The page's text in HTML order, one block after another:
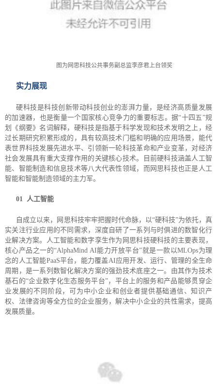
图为网思科技公共事务副总监李彦君上台领奖
实力展现
硬科技是科技创新带动科技创业的澎湃力量，是经济高质量发展
的加速器，也是衡量一个国家核心竞争力的重要标志。据“十四五”规
划《纲要》名词解释，硬科技是指基于科学发现和技术发明之上，经
过长期研究积累形成的，具有较高技术门槛和明确的应用场景，能代
表世界科技发展先进水平、引领新一轮科技革命和产业变革，对经济
社会发展具有重大支撑作用的关键核心技术。目前硬科技涵盖人工智
能、智能制造和信息技术等八大代表性领域，而网思科技也正是人工
智能和智能制造领域的主力军。
01 人工智能
自成立以来，网思科技牢牢把握时代命脉，以“硬科技”为依托，真
实关注行业应用的不同需求，深度自研了一系列与时俱进的数智化行
业解决方案。人工智能和数字孪生作为网思科技硬科技的主要表现，
核心产品之一的“AlphaMind AI能力开放平台”就是一款以MLOps为理
念的人工智能PaaS平台，能力覆盖AI应用开发、运行、管理的全生命
周期，是一系列数智化解决方案的强劲技术底座之一。由其作为技术
基石的“企业数字化生态服务平台”，平台上的服务和产品能够贯穿企
业发展的不同阶段，可为中小企业和创业者提供基础通信、知识产
权、法律咨询等全方位的企业服务，解决中小企业的共性需求，提高
发展质量。